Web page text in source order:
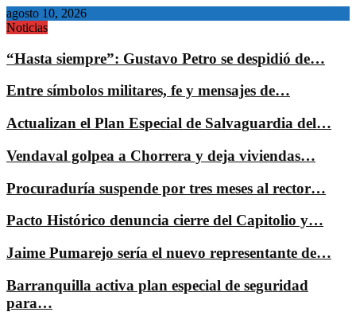
agosto 10, 2026
Noticias
“Hasta siempre”: Gustavo Petro se despidió de…
Entre símbolos militares, fe y mensajes de…
Actualizan el Plan Especial de Salvaguardia del…
Vendaval golpea a Chorrera y deja viviendas…
Procuraduría suspende por tres meses al rector…
Pacto Histórico denuncia cierre del Capitolio y…
Jaime Pumarejo sería el nuevo representante de…
Barranquilla activa plan especial de seguridad
para…